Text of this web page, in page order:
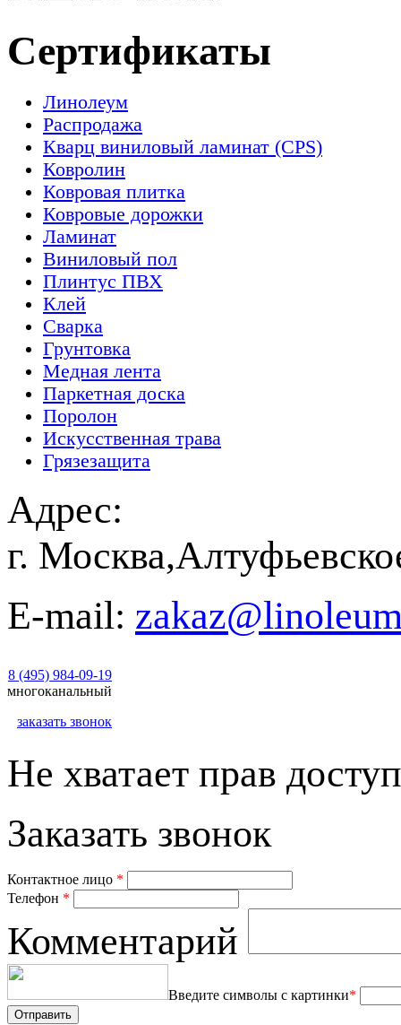
Сертификаты
Линолеум
Распродажа
Кварц виниловый ламинат (CPS)
Ковролин
Ковровая плитка
Ковровые дорожки
Ламинат
Виниловый пол
Плинтус ПВХ
Клей
Сварка
Грунтовка
Медная лента
Паркетная доска
Поролон
Искусственная трава
Грязезащита
Адрес:
г.
E-mail:
8 (495) 984-09-19
многоканальный
заказать звонок
Не хватает прав
Заказать звонок
Контактное лицо *
Телефон *
Комментарий
Введите символы с картинки*